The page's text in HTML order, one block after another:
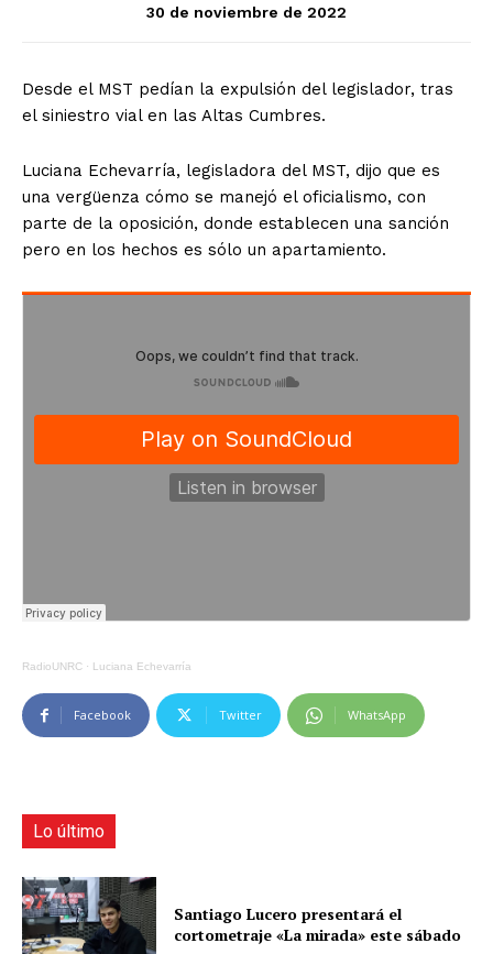
30 de noviembre de 2022
Desde el MST pedían la expulsión del legislador, tras
el siniestro vial en las Altas Cumbres.
Luciana Echevarría, legisladora del MST, dijo que es
una vergüenza cómo se manejó el oficialismo, con
parte de la oposición, donde establecen una sanción
pero en los hechos es sólo un apartamiento.
RadioUNRC · Luciana Echevarría
Facebook Twitter WhatsApp
Lo último
Santiago Lucero presentará el
cortometraje «La mirada» este sábado